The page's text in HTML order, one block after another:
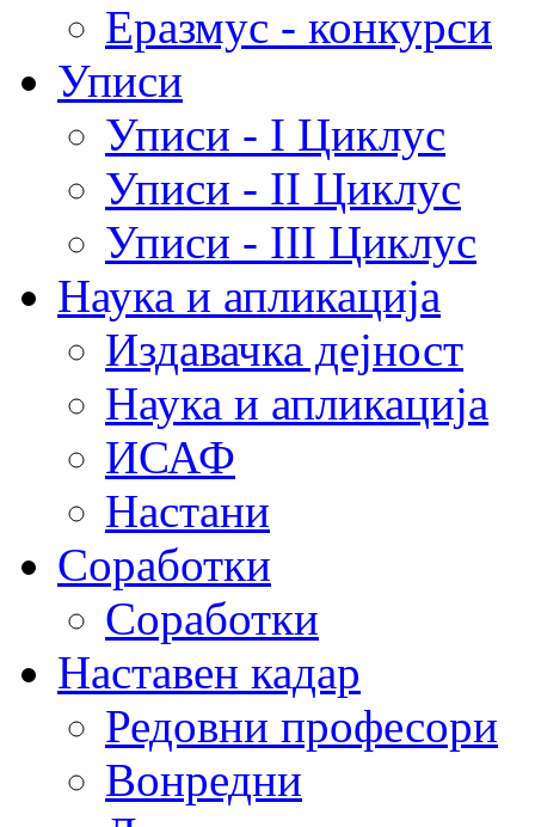
Еразмус - конкурси
Уписи
Уписи - I Циклус
Уписи - II Циклус
Уписи - III Циклус
Наука и апликација
Издавачка дејност
Наука и апликација
ИСАФ
Настани
Соработки
Соработки
Наставен кадар
Редовни професори
Вонредни